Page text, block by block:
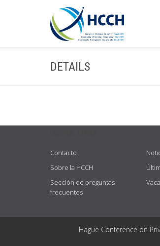
DETAILS
Contacto
Sobre la HCCH
Sección de preguntas
frecuentes
Hague Conference on